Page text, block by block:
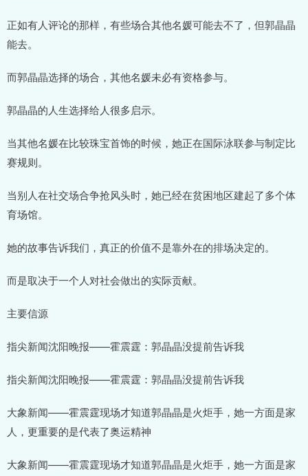
正如有人评论的那样，有些场合其他名媛可能去不了，但郭晶晶
能去。
而郭晶晶选择的场合，其他名媛未必有资格参与。
郭晶晶的人生选择给人很多启示。
当其他名媛在比较珠宝首饰的时候，她正在国际泳联参与制定比
赛规则。
当别人在社交场合争抢风头时，她已经在贫困地区建起了多个体
育场馆。
她的故事告诉我们，真正的价值不是靠外在的排场决定的。
而是取决于一个人对社会做出的实际贡献。
主要信源
指尖新闻沈阳晚报——霍震霆：郭晶晶没提前告诉我
指尖新闻沈阳晚报——霍震霆：郭晶晶没提前告诉我
大象新闻——霍震霆现场才知道郭晶晶是火炬手，她一方面是家
人，更重要的是代表了奥运精神
大象新闻——霍震霆现场才知道郭晶晶是火炬手，她一方面是家